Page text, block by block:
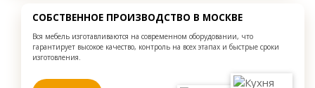
СОБСТВЕННОЕ ПРОИЗВОДСТВО В МОСКВЕ
Вся мебель изготавливаются на современном оборудовании, что
гарантирует высокое качество, контроль на всех этапах и быстрые сроки
изготовления.